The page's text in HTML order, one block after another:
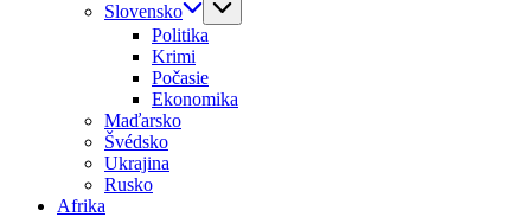
Slovensko
Politika
Krimi
Počasie
Ekonomika
Maďarsko
Švédsko
Ukrajina
Rusko
Afrika